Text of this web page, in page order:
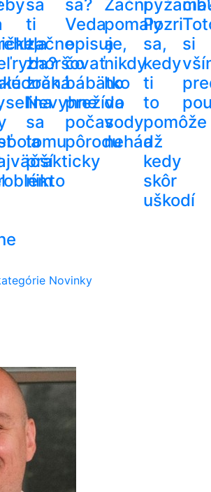
sa
ti
začne
zhoršovať
zrak.
Nevyhne
sa
tomu
prakticky
nikto
sa?
Veda
opisuje,
čo
bábätko
prežíva
počas
pôrodu
Začni
pomaly
a
nikdy
ho
do
vody
nehádž
Pozri
sa,
kedy
ti
to
pomôže
a
kedy
skôr
uškodí
si
Novinky